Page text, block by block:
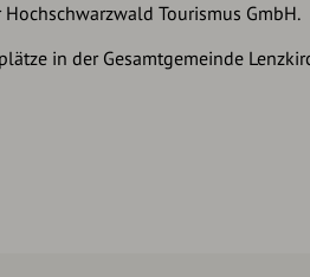
Tourismus GmbH.
in der Gesamtgemeinde